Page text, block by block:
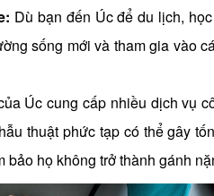
Dù bạn đến Úc để du lịch,
sống mới và tham gia vào
Úc cung cấp nhiều dịch vụ
thuật phức tạp có thể gây
họ không trở thành gánh